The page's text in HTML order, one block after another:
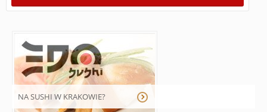
NA SUSHI W KRAKOWIE?